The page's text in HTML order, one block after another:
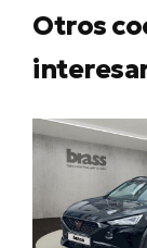
Otros